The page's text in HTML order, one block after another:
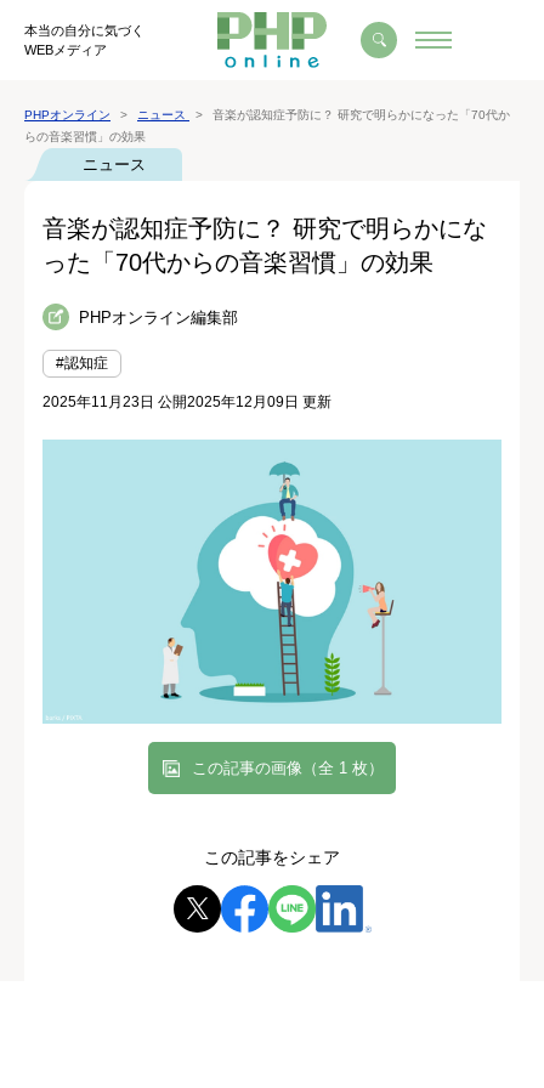
本当の自分に気づく
WEBメディア
PHPオンライン ニュース
音楽が認知症予防に？ 研究で明らかになった「70代か
らの音楽習慣」の効果
ニュース
音楽が認知症予防に？ 研究で明らかにな
った「70代からの音楽習慣」の効果
PHPオンライン編集部
#認知症
2025年11月23日 公開2025年12月09日 更新
この記事の画像（全 1 枚）
この記事をシェア